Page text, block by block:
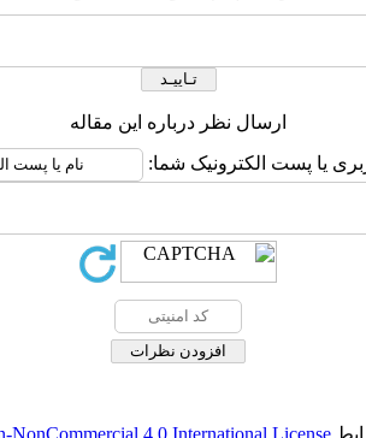
ارسال نظر درباره این مقاله
یا پست الکترونیک شما:
NonCommercial 4.0 International License